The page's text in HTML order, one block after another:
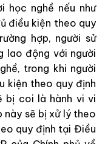
học nghề nếu như
điều kiện theo quy
hợp, người sử
lao động với người
trong khi người
kiện theo quy định
bị coi là hành vi vi
này sẽ bị xử lý theo
quy định tại Điều